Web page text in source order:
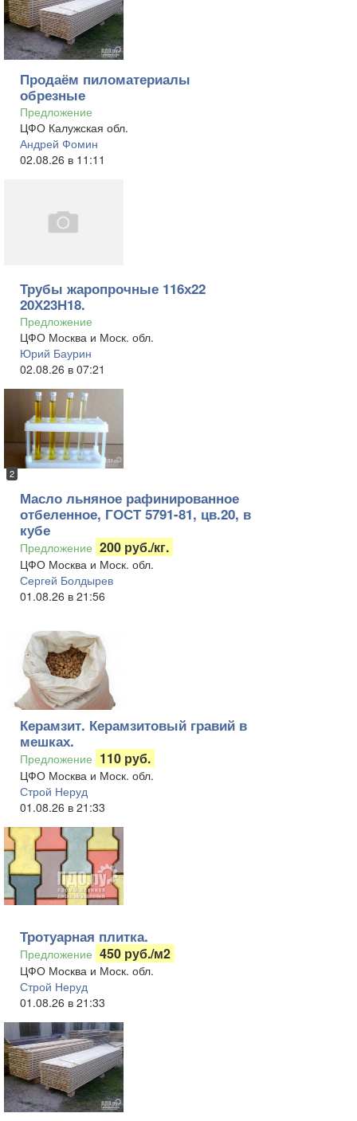
Продаём пиломатериалы
обрезные
Предложение
ЦФО Калужская обл.
Андрей Фомин
02.08.26 в 11:11
Трубы жаропрочные 116х22
20Х23Н18.
Предложение
ЦФО Москва и Моск. обл.
Юрий Баурин
02.08.26 в 07:21
2
Масло льняное рафинированное
отбеленное, ГОСТ 5791-81, цв.20, в
кубе
Предложение 200 руб./кг.
ЦФО Москва и Моск. обл.
Сергей Болдырев
01.08.26 в 21:56
Керамзит. Керамзитовый гравий в
мешках.
Предложение 110 руб.
ЦФО Москва и Моск. обл.
Строй Неруд
01.08.26 в 21:33
Тротуарная плитка.
Предложение 450 руб./м2
ЦФО Москва и Моск. обл.
Строй Неруд
01.08.26 в 21:33